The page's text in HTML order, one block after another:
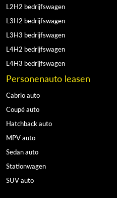
L2H2 bedrijfswagen
L3H2 bedrijfswagen
L3H3 bedrijfswagen
L4H2 bedrijfswagen
L4H3 bedrijfswagen
Personenauto leasen
Cabrio auto
Coupé auto
Hatchback auto
MPV auto
Sedan auto
Stationwagen
SUV auto